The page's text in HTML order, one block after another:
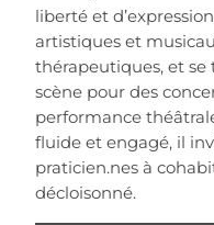
liberté et
artistiques et
thérapeutiques, et
scène pour des
performance
fluide et engagé, il
praticien.nes à
décloisonné.